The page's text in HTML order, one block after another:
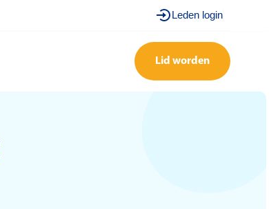
Leden login
Lid worden